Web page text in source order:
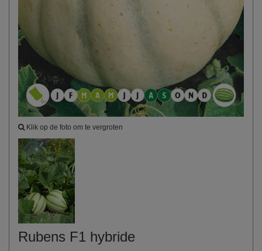
Klik op de foto om te vergroten
Rubens F1 hybride